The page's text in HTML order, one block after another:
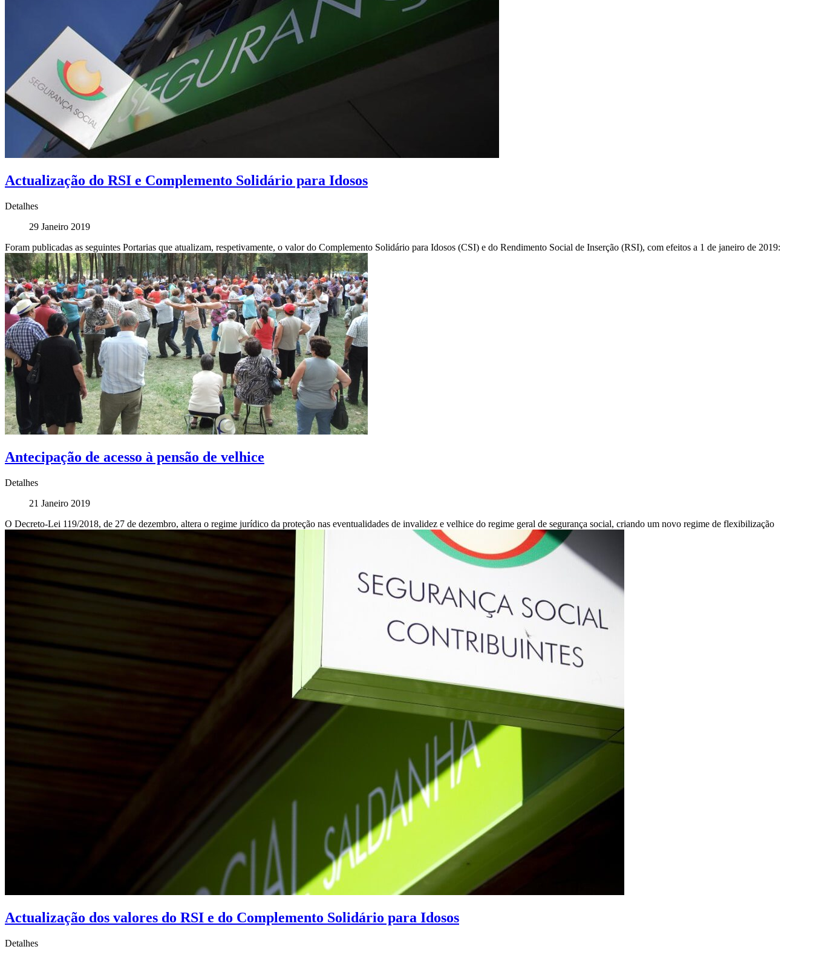
Actualização do RSI e Complemento Solidário para Idosos
Detalhes
29 Janeiro 2019
Foram publicadas as seguintes Portarias que atualizam, respetivamente, o valor do Complemento Solidário para Idosos (CSI) e do Rendimento Social de Inserção (RSI), com efeitos a 1 de janeiro de 2019:
Antecipação de acesso à pensão de velhice
Detalhes
21 Janeiro 2019
O Decreto-Lei 119/2018, de 27 de dezembro, altera o regime jurídico da proteção nas eventualidades de invalidez e velhice do regime geral de segurança social, criando um novo regime de flexibilização
Actualização dos valores do RSI e do Complemento Solidário para Idosos
Detalhes